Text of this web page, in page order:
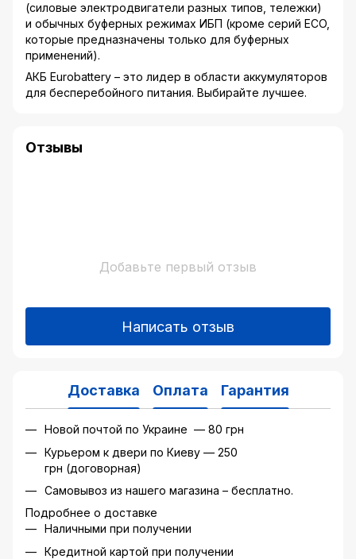
(силовые электродвигатели разных типов, тележки)
и обычных буферных режимах ИБП (кроме серий ECO,
которые предназначены только для буферных
применений).
АКБ Eurobattery – это лидер в области аккумуляторов
для бесперебойного питания. Выбирайте лучшее.
Отзывы
Добавьте первый отзыв
Написать отзыв
Доставка Оплата Гарантия
Новой почтой по Украине — 80 грн
Курьером к двери по Киеву — 250
грн (договорная)
Самовывоз из нашего магазина – бесплатно.
Подробнее о доставке
Наличными при получении
Кредитной картой при получении